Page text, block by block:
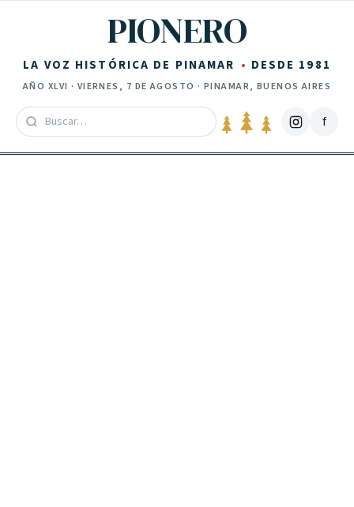
PIONERO
LA VOZ HISTÓRICA DE PINAMAR DESDE 1981
AÑO XLVI · VIERNES, 7 DE AGOSTO · PINAMAR, BUENOS AIRES
f